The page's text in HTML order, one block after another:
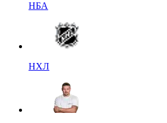
НБА
НХЛ